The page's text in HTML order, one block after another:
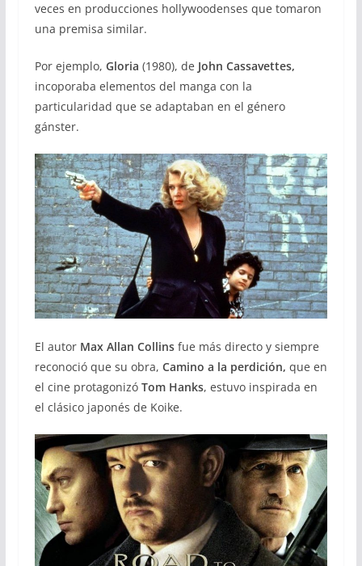
veces en producciones hollywoodenses que tomaron
una premisa similar.
Por ejemplo, Gloria (1980), de John Cassavettes,
incoporaba elementos del manga con la
particularidad que se adaptaban en el género
gánster.
El autor Max Allan Collinsfue más directo y siempre
reconoció que su obra, Camino a la perdición, que en
el cine protagonizó Tom Hanks, estuvo inspirada en
el clásico japonés de Koike.